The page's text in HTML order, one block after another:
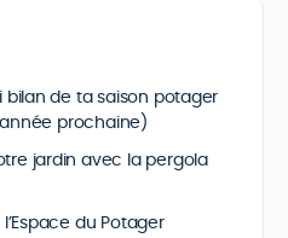
de ta saison potager
prochaine)
jardin avec la pergola
du Potager